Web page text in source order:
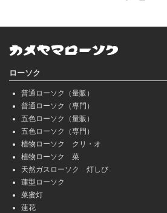
ローソク
普通ローソク（量販）
普通ローソク（専門）
五色ローソク（量販）
五色ローソク（専門）
植物ローソク クリ・オ
植物ローソク 菜
天然ガスローソク 灯しび
蓮型ローソク
菜蜜灯
蓮花